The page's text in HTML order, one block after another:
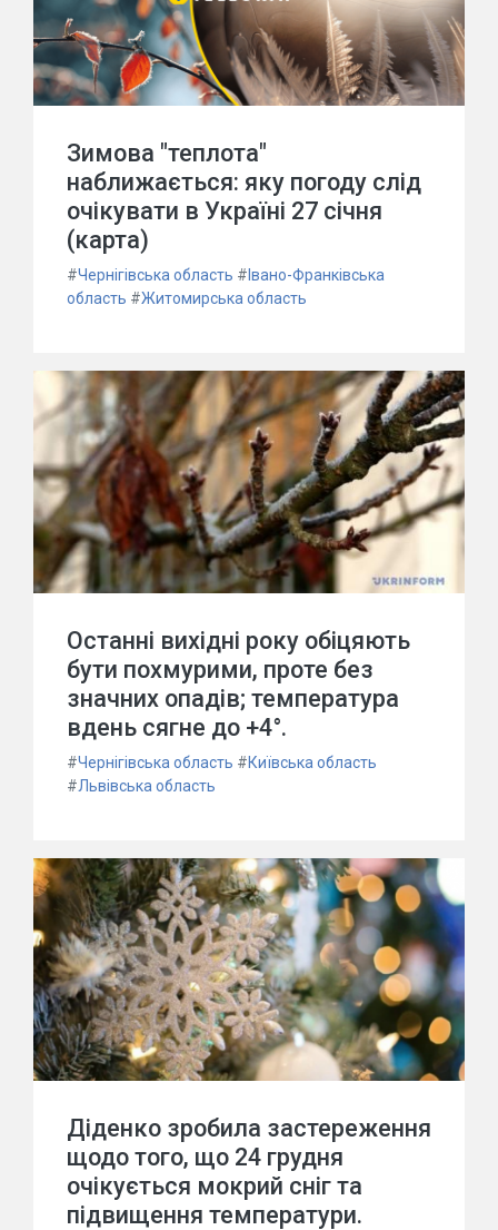
Зимова "теплота"
наближається: яку погоду слід
очікувати в Україні 27 січня
(карта)
#Чернігівська область # Івано-Франківська
область #Житомирська область
Останні вихідні року обіцяють
бути похмурими, проте без
значних опадів; температура
вдень сягне до +4°.
#Чернігівська область #Київська область
#Львівська область
Діденко зробила застереження
щодо того, що 24 грудня
очікується мокрий сніг та
підвищення температури.